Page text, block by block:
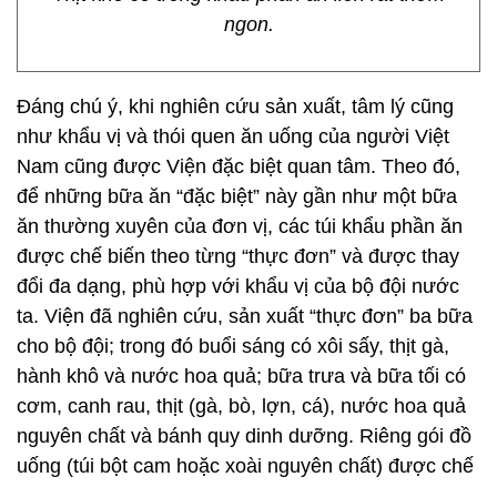
ngon.
Đáng chú ý, khi nghiên cứu sản xuất, tâm lý cũng
như khẩu vị và thói quen ăn uống của người Việt
Nam cũng được Viện đặc biệt quan tâm. Theo đó,
để những bữa ăn “đặc biệt” này gần như một bữa
ăn thường xuyên của đơn vị, các túi khẩu phần ăn
được chế biến theo từng “thực đơn” và được thay
đổi đa dạng, phù hợp với khẩu vị của bộ đội nước
ta. Viện đã nghiên cứu, sản xuất “thực đơn” ba bữa
cho bộ đội; trong đó buổi sáng có xôi sấy, thịt gà,
hành khô và nước hoa quả; bữa trưa và bữa tối có
cơm, canh rau, thịt (gà, bò, lợn, cá), nước hoa quả
nguyên chất và bánh quy dinh dưỡng. Riêng gói đồ
uống (túi bột cam hoặc xoài nguyên chất) được chế